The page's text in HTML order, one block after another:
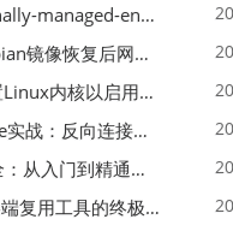
解决 Pip externally-managed-environment 错误：临时与永久绕过方案
解决腾讯云Debian镜像恢复后网络不通问题
如何编译和配置Linux内核以启用BBR2 | 内核编译教程
Linux Shellcode实战：反向连接、持久化、免杀技术详解（MSF,Cobalt Strike）- 从原理到C加载器实现
Nmap 参数大全：从入门到精通，掌握网络扫描的核心技巧
掌握 Tmux：终端复用工具的终极指南